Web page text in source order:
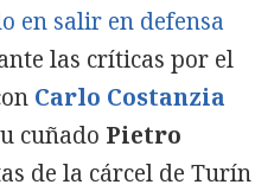
en salir en defensa
las críticas por el
Carlo Costanzia
cuñado Pietro
de la cárcel de Turín